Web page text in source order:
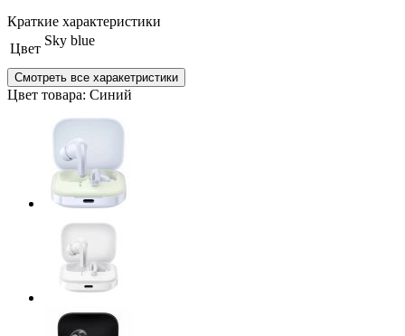
Краткие характеристики
Цвет
Sky blue
Смотреть все харакетристики
Цвет товара: Синий